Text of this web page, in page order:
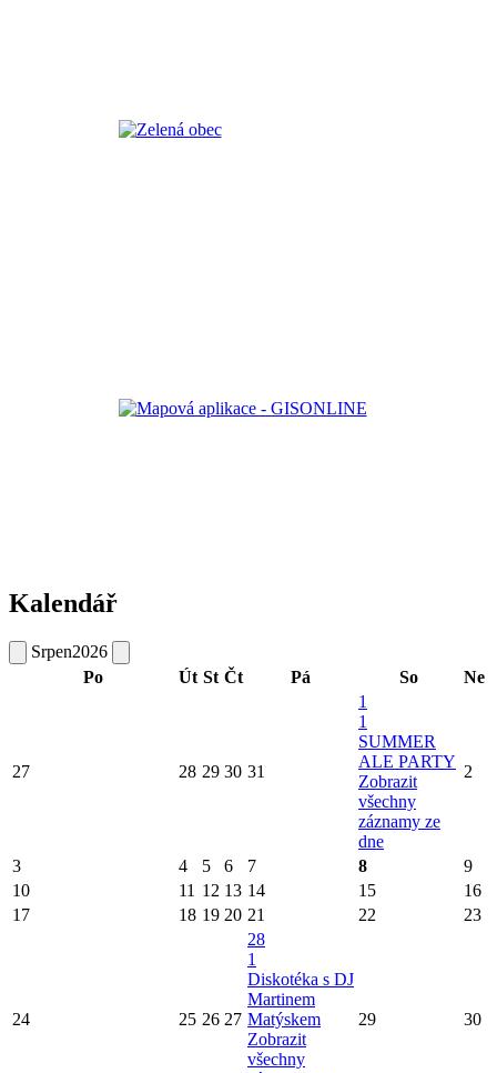
Kalendář
Srpen2026
Po
Út St Čt Pá So Ne
27 28 29 30 31
1
1
SUMMER
ALE PARTY
Zobrazit
všechny
záznamy ze
dne
2
3 4 5 6 7 8
9
10
11 12 13 14 15
16
17
18 19 20 21 22 23
24 25 26 27
28
1
Diskotéka s DJ
Martinem
Matýskem
Zobrazit
všechny
29 30